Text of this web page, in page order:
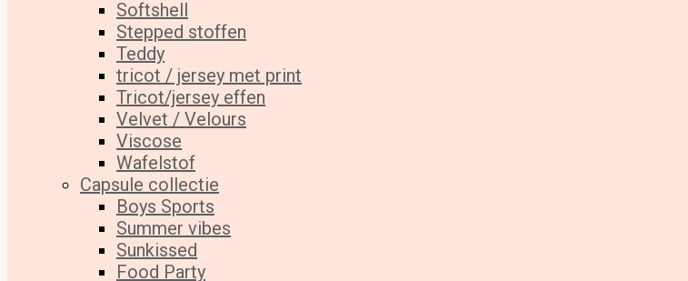
Softshell
Stepped stoffen
Teddy
tricot / jersey met print
Tricot/jersey effen
Velvet / Velours
Viscose
Wafelstof
Capsule collectie
Boys Sports
Summer vibes
Sunkissed
Food Party